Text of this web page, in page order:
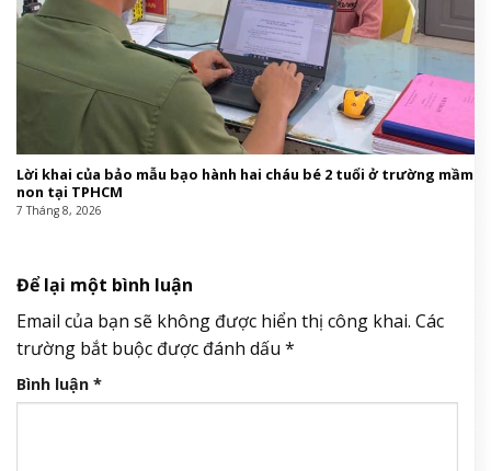
Lời khai của bảo mẫu bạo hành hai cháu bé 2 tuổi ở trường mầm
non tại TPHCM
7 Tháng 8, 2026
Để lại một bình luận
Email của bạn sẽ không được hiển thị công khai. Các
trường bắt buộc được đánh dấu *
Bình luận *